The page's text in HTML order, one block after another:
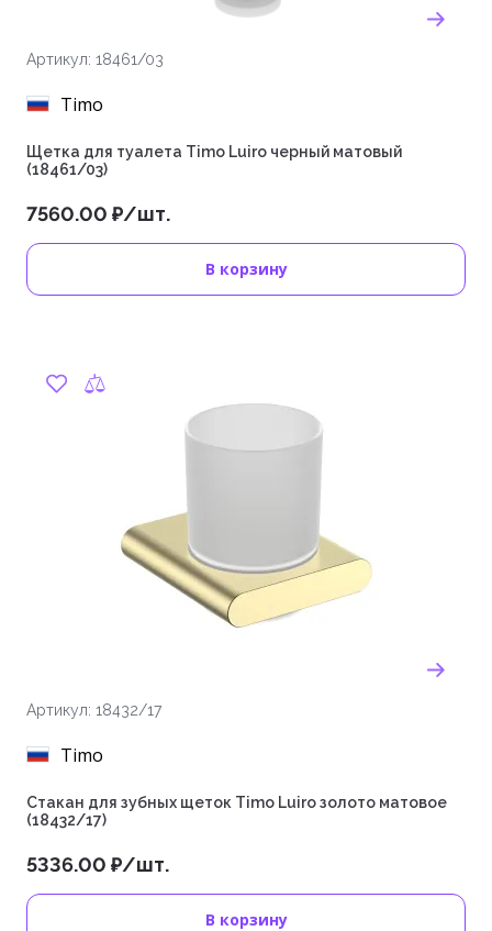
Артикул: 18461/03
Timo
Щетка для туалета Timo Luiro черный матовый
(18461/03)
7560.00 ₽/шт.
В корзину
Артикул: 18432/17
Timo
Стакан для зубных щеток Timo Luiro золото матовое
(18432/17)
5336.00 ₽/шт.
В корзину